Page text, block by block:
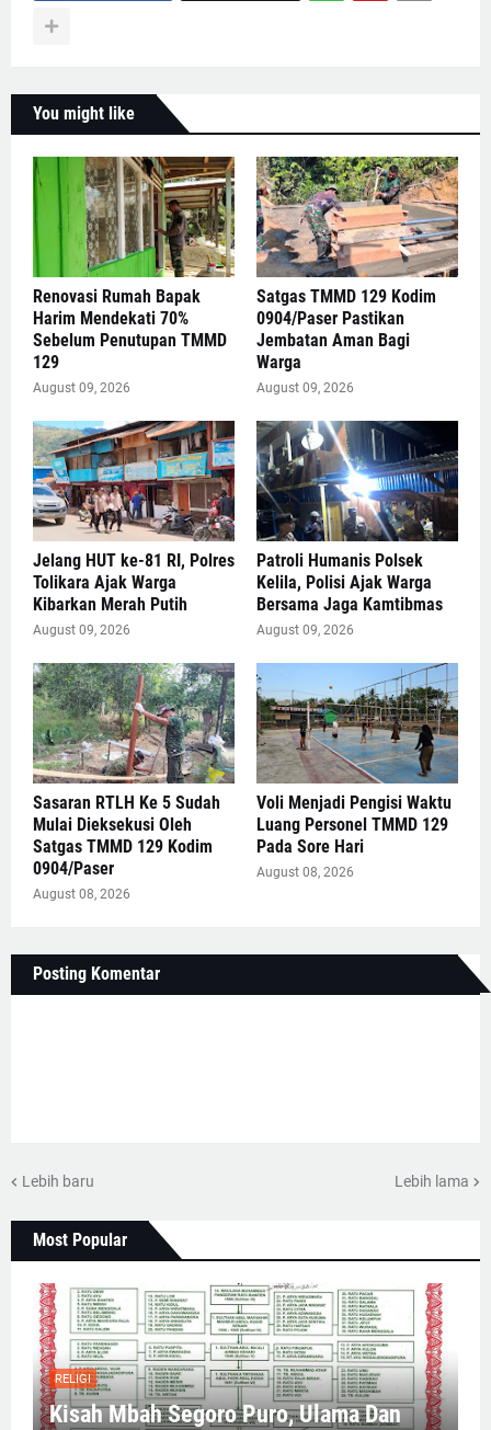
You might like
Renovasi Rumah Bapak
Harim Mendekati 70%
Sebelum Penutupan TMMD
129
August 09, 2026
Satgas TMMD 129 Kodim
0904/Paser Pastikan
Jembatan Aman Bagi
Warga
August 09, 2026
Jelang HUT ke-81 RI, Polres
Tolikara Ajak Warga
Kibarkan Merah Putih
August 09, 2026
Patroli Humanis Polsek
Kelila, Polisi Ajak Warga
Bersama Jaga Kamtibmas
August 09, 2026
Sasaran RTLH Ke 5 Sudah
Mulai Dieksekusi Oleh
Satgas TMMD 129 Kodim
0904/Paser
August 08, 2026
Voli Menjadi Pengisi Waktu
Luang Personel TMMD 129
Pada Sore Hari
August 08, 2026
Posting Komentar
Lebih baru Lebih lama
Most Popular
RELIGI
Kisah Mbah Segoro Puro, Ulama Dan